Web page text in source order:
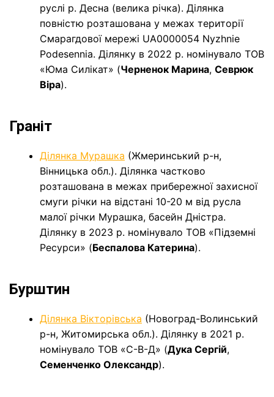
руслі р. Десна (велика річка). Ділянка
повністю розташована у межах території
Смарагдової мережі UA0000054 Nyzhnie
Podesennia. Ділянку в 2022 р. номінувало ТОВ
«Юма Силікат» (Черненок Марина, Севрюк
Віра).
Граніт
Ділянка Мурашка (Жмеринський р-н,
Вінницька обл.). Ділянка частково
розташована в межах прибережної захисної
смуги річки на відстані 10-20 м від русла
малої річки Мурашка, басейн Дністра.
Ділянку в 2023 р. номінувало ТОВ «Підземні
Ресурси» (Беспалова Катерина).
Бурштин
Ділянка Вікторівська (Новоград-Волинський
р-н, Житомирська обл.). Ділянку в 2021 р.
номінувало ТОВ «С-В-Д» (Дука Сергій,
Семенченко Олександр).